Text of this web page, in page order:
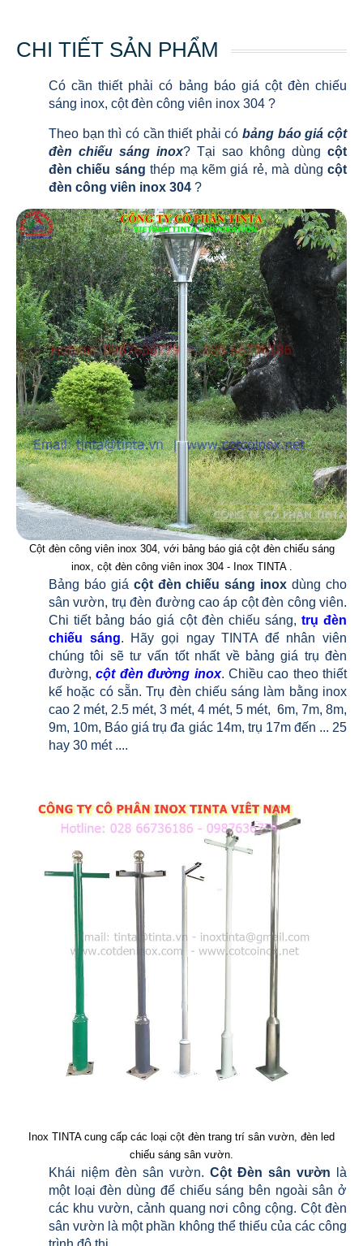
CHI TIẾT SẢN PHẨM
Có cần thiết phải có bảng báo giá cột đèn chiếu
sáng inox, cột đèn công viên inox 304 ?
Theo bạn thì có cần thiết phải cóbảng báo giá cột
đèn chiếu sáng inox? Tại sao không dùng cột
đèn chiếu sáng thép mạ kẽm giá rẻ, mà dùngcột
đèn công viên inox 304 ?
Cột đèn công viên inox 304, với bảng báo giá cột đèn chiếu sáng
inox, cột đèn công viên inox 304 - Inox TINTA .
Bảng báo giá cột đèn chiếu sáng inox dùng cho
sân vườn, trụ đèn đường cao áp cột đèn công viên.
Chi tiết bảng báo giá cột đèn chiếu sáng, trụ đèn
chiếu sáng. Hãy gọi ngay TINTA để nhân viên
chúng tôi sẽ tư vấn tốt nhất về bảng giá trụ đèn
đường,cột đèn đường inox. Chiều cao theo thiết
kế hoặc có sẵn. Trụ đèn chiếu sáng làm bằng inox
cao 2 mét, 2.5 mét, 3 mét, 4 mét, 5 mét, 6m, 7m, 8m,
9m, 10m, Báo giá trụ đa giác 14m, trụ 17m đến ... 25
hay 30 mét ....
Inox TINTA cung cấp các loại cột đèn trang trí sân vườn, đèn led
chiếu sáng sân vườn.
Khái niệm đèn sân vườn. Cột Đèn sân vườn là
một loại đèn dùng để chiếu sáng bên ngoài sân ở
các khu vườn, cảnh quang nơi công cộng. Cột đèn
sân vườn là một phần không thể thiếu của các công